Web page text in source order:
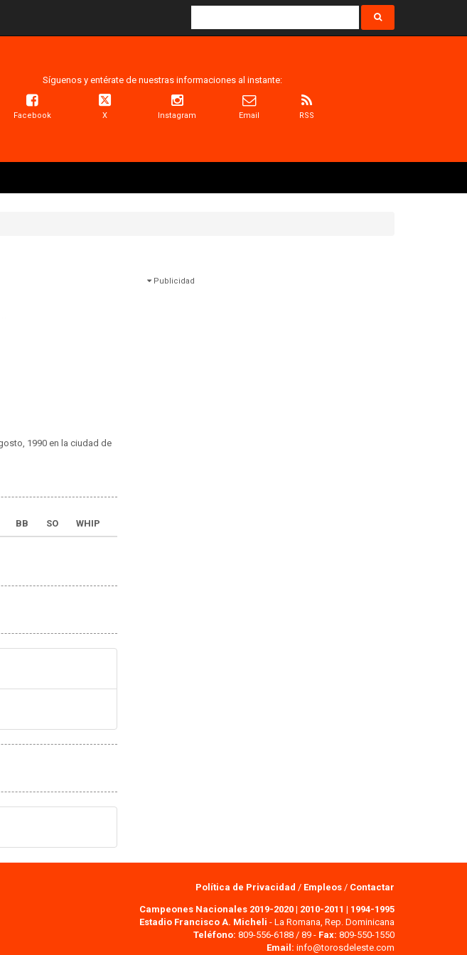
Síguenos y entérate de nuestras informaciones al instante:
Facebook X Instagram Email RSS
1990 en la ciudad de
BB SO WHIP
Publicidad
Política de Privacidad / Empleos / Contactar
Campeones Nacionales 2019-2020 | 2010-2011 | 1994-1995
Estadio Francisco A. Micheli - La Romana, Rep. Dominicana
Teléfono: 809-556-6188 / 89 - Fax: 809-550-1550
Email: info@torosdeleste.com